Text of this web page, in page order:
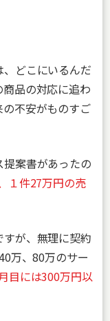
どこにいるんだ
品の対応に追わ
不安がものすご
案書があったの
１件27万円の売
が、無理に契約
万、80万のサー
目には300万円以